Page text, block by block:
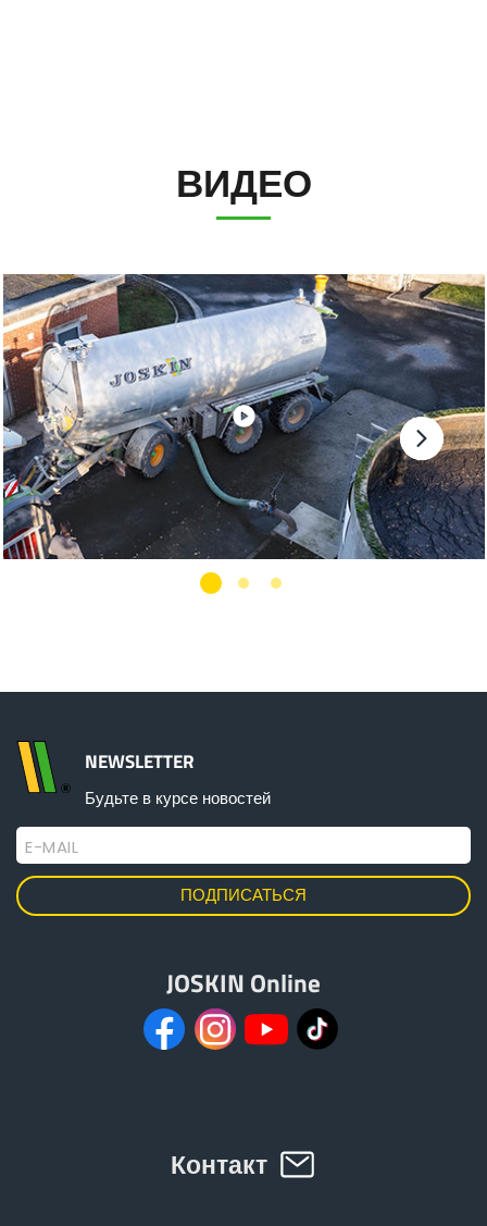
ВИДЕО
NEWSLETTER
Будьте в курсе новостей
E-MAIL
JOSKIN Online
Контакт